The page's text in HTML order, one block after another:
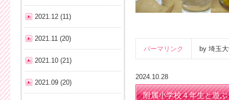
パーマリンク by 埼玉
2024.10.28
附属小学校４年生と遊
2021.12 (11)
2021.11 (20)
2021.10 (21)
2021.09 (20)